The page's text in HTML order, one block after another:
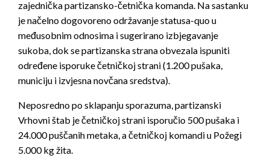
zajednička partizansko-četnička komanda. Na sastanku
je načelno dogovoreno održavanje statusa-quo u
međusobnim odnosima i sugerirano izbjegavanje
sukoba, dok se partizanska strana obvezala ispuniti
određene isporuke četničkoj strani (1.200 pušaka,
municiju i izvjesna novčana sredstva).
Neposredno po sklapanju sporazuma, partizanski
Vrhovni štab je četničkoj strani isporučio 500 pušaka i
24.000 puščanih metaka, a četničkoj komandi u Požegi
5.000 kg žita.